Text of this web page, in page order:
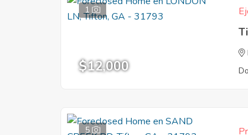
1
$12,000
5